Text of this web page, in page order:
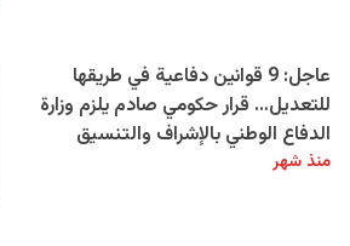
عاجل: 9 قوانين دفاعية في طريقها
للتعديل… قرار حكومي صادم يلزم وزارة
الدفاع الوطني بالإشراف والتنسيق
منذ شهر